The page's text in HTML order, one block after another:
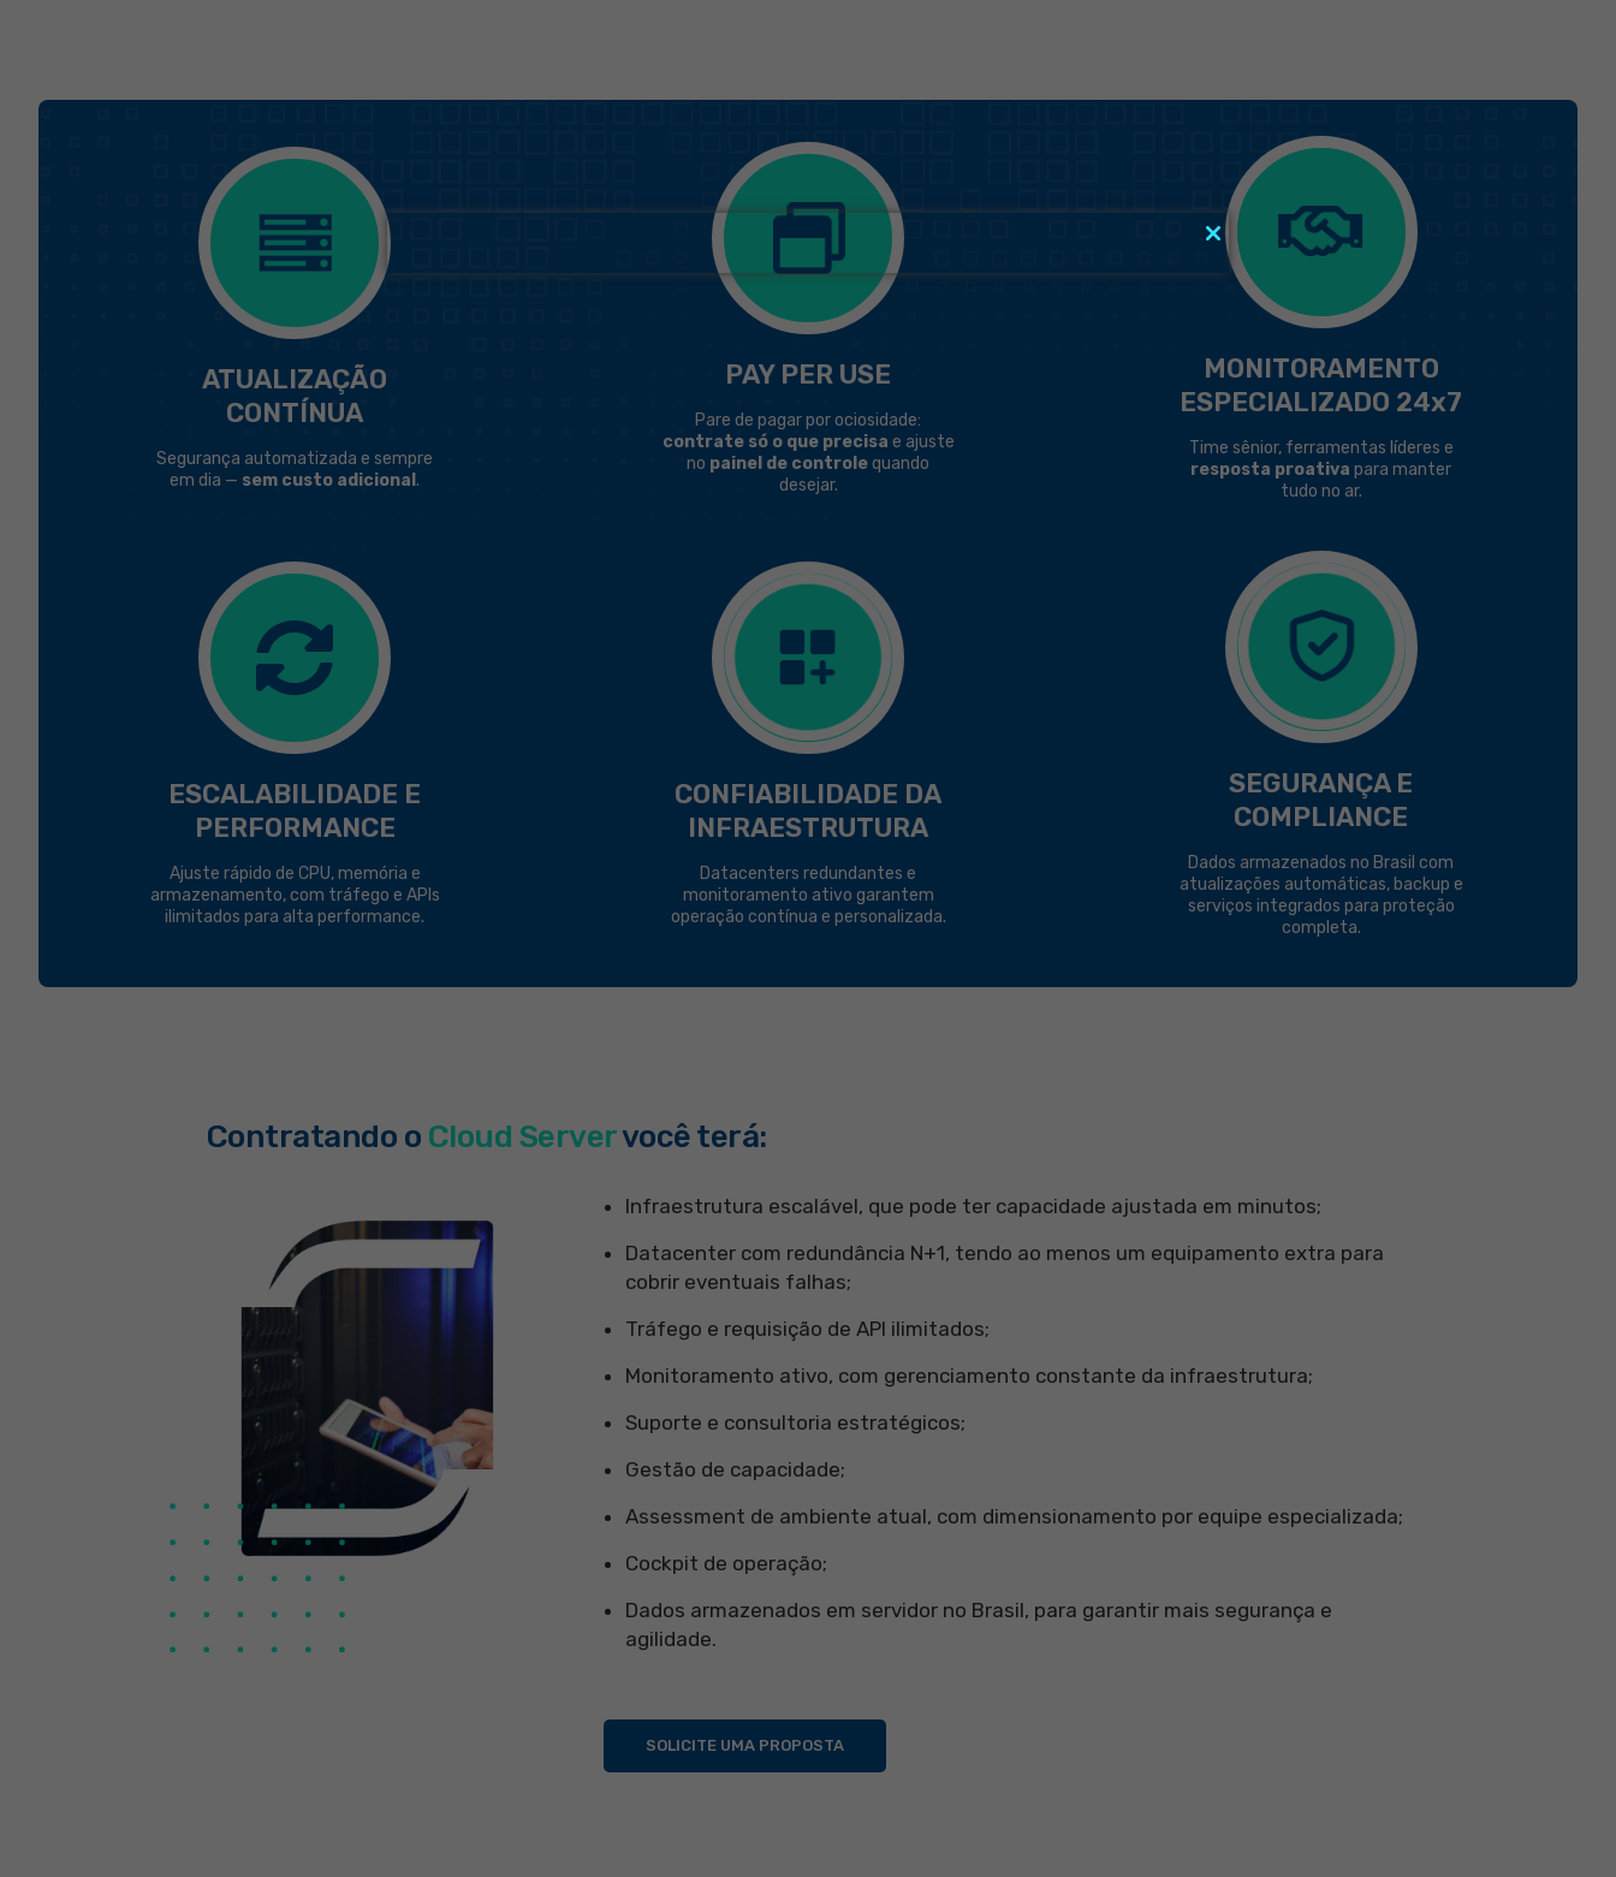
ATUALIZAÇÃO
CONTÍNUA
Segurança automatizada e sempre
em dia — sem custo adicional .
PAY PER USE
Pare de pagar por ociosidade:
contrate só o que precisa e ajuste
no painel de controlequando
desejar.
MONITORAMENTO
ESPECIALIZADO 24x7
Time sênior, ferramentas líderes e
resposta proativa para manter
tudo no ar.
ESCALABILIDADE E
PERFORMANCE
Ajuste rápido de CPU, memória e
armazenamento, com tráfego e APIs
ilimitados para alta performance.
CONFIABILIDADE DA
INFRAESTRUTURA
Datacenters redundantes e
monitoramento ativo garantem
operação contínua e personalizada.
SEGURANÇA E
COMPLIANCE
Dados armazenados no Brasil com
atualizações automáticas, backup e
serviços integrados para proteção
completa.
Contratando o Cloud Servervocê terá:
Infraestrutura escalável, que pode ter capacidade ajustada em minutos;
Datacenter com redundância N+1, tendo ao menos um equipamento extra para
cobrir eventuais falhas;
Tráfego e requisição de API ilimitados;
Monitoramento ativo, com gerenciamento constante da infraestrutura;
Suporte e consultoria estratégicos;
Gestão de capacidade;
Assessment de ambiente atual, com dimensionamento por equipe especializada;
Cockpit de operação;
Dados armazenados em servidor no Brasil, para garantir mais segurança e
agilidade.
SOLICITE UMA PROPOSTA